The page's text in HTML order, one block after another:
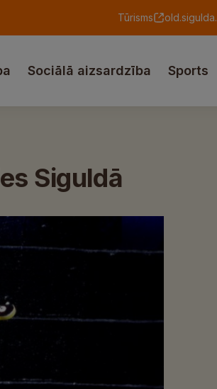
Tūrisms
Sociālā aizsardzība Sports
Siguldā